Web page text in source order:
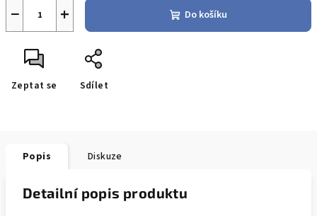
+
− Do košíku
Zeptat se Sdílet
Popis Diskuze
Detailní popis produktu